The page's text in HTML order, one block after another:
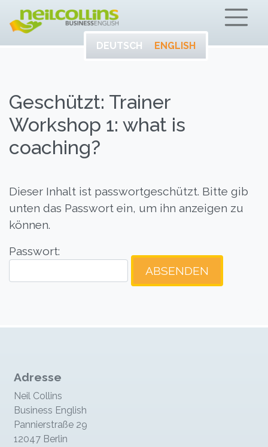
Neil Collins –
ENTWICKELN SIE
IHR VOLLES
POTENTIAL AUF
ENGLISCH.
Geschützt: Trainer
Workshop 1: what is
coaching?
Dieser Inhalt ist passwortgeschützt. Bitte gib
unten das Passwort ein, um ihn anzeigen zu
können.
Passwort:
Adresse
Neil Collins
Business English
Pannierstraße 29
12047 Berlin
DEUTSCH ENGLISH